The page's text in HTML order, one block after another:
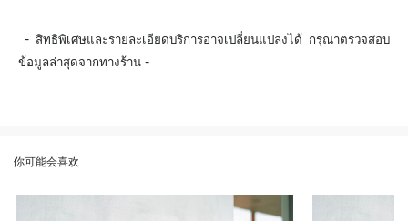
- สิทธิพิเศษและรายละเอียดบริการอาจเปลี่ยนแปลงได้ กรุณาตรวจสอบ
ข้อมูลล่าสุดจากทางร้าน -
你可能会喜欢